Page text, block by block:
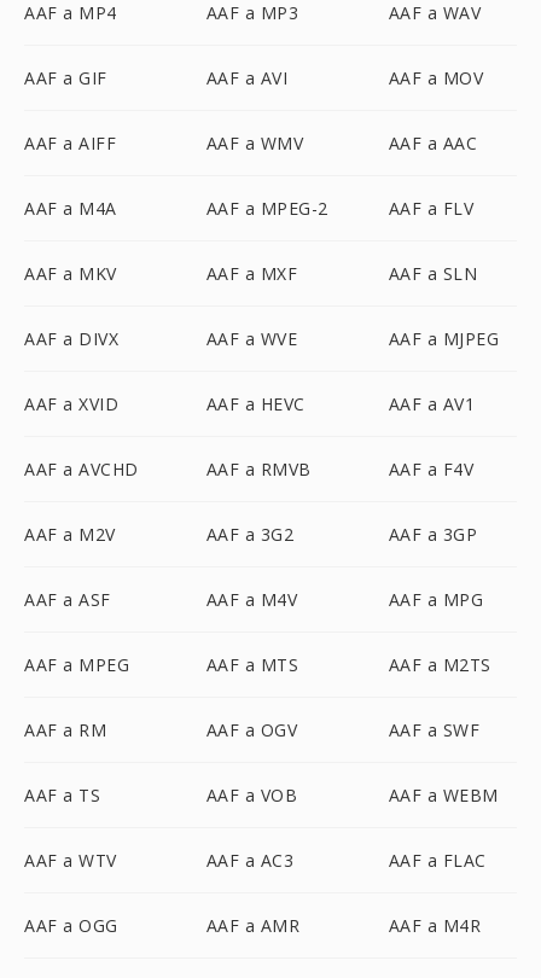
AAF a MP4 AAF a MP3 AAF a WAV
AAF a GIF AAF a AVI AAF a MOV
AAF a AIFF AAF a WMV AAF a AAC
AAF a M4A AAF a MPEG-2 AAF a FLV
AAF a MKV AAF a MXF AAF a SLN
AAF a DIVX AAF a WVE AAF a MJPEG
AAF a XVID AAF a HEVC AAF a AV1
AAF a AVCHD AAF a RMVB AAF a F4V
AAF a M2V AAF a 3G2 AAF a 3GP
AAF a ASF AAF a M4V AAF a MPG
AAF a MPEG AAF a MTS AAF a M2TS
AAF a RM AAF a OGV AAF a SWF
AAF a TS AAF a VOB AAF a WEBM
AAF a WTV AAF a AC3 AAF a FLAC
AAF a OGG AAF a AMR AAF a M4R